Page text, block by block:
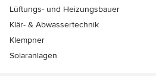
Lüftungs- und Heizungsbauer
Klär- & Abwassertechnik
Klempner
Solaranlagen